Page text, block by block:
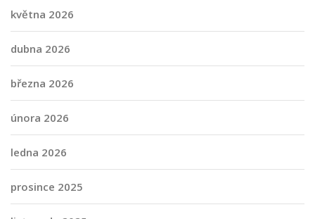
května 2026
dubna 2026
března 2026
února 2026
ledna 2026
prosince 2025